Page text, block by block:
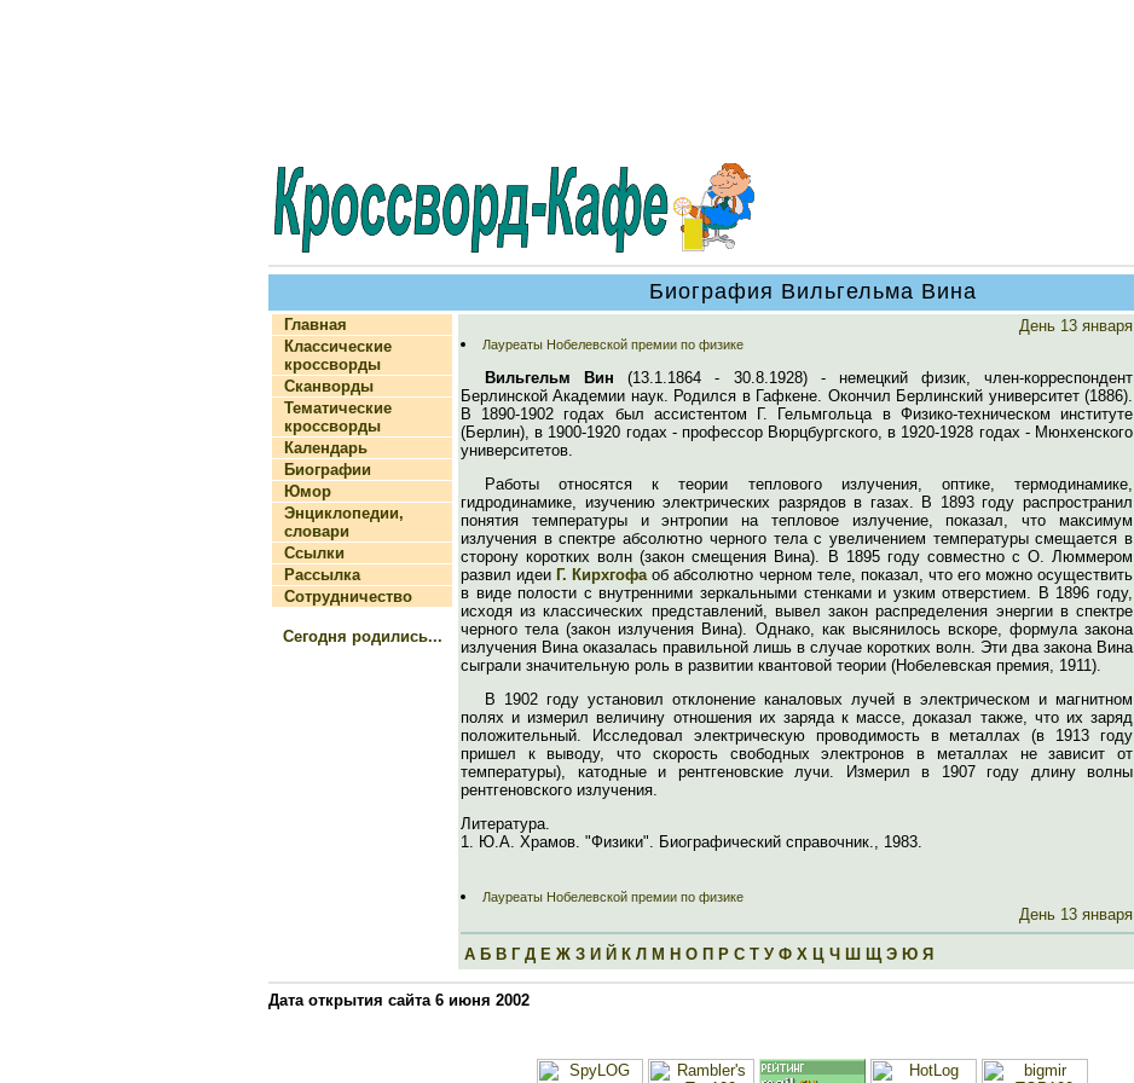
Биография Вильгельма Вина
Главная
Классические
кроссворды
Сканворды
Тематические
кроссворды
Календарь
Биографии
Юмор
Энциклопедии,
словари
Ссылки
Рассылка
Сотрудничество
Сегодня родились...
День 13 января
Лауреаты Нобелевской премии по физике
Вильгельм Вин (13.1.1864 - 30.8.1928) - немецкий физик, член-корреспондент
Берлинской Академии наук. Родился в Гафкене. Окончил Берлинский университет (1886).
В 1890-1902 годах был ассистентом Г. Гельмгольца в Физико-техническом институте
(Берлин), в 1900-1920 годах - профессор Вюрцбургского, в 1920-1928 годах - Мюнхенского
университетов.
Работы относятся к теории теплового излучения, оптике, термодинамике,
гидродинамике, изучению электрических разрядов в газах. В 1893 году распространил
понятия температуры и энтропии на тепловое излучение, показал, что максимум
излучения в спектре абсолютно черного тела с увеличением температуры смещается в
сторону коротких волн (закон смещения Вина). В 1895 году совместно с О. Люммером
развил идеи Г. Кирхгофаоб абсолютно черном теле, показал, что его можно осуществить
в виде полости с внутренними зеркальными стенками и узким отверстием. В 1896 году,
исходя из классических представлений, вывел закон распределения энергии в спектре
черного тела (закон излучения Вина). Однако, как высянилось вскоре, формула закона
излучения Вина оказалась правильной лишь в случае коротких волн. Эти два закона Вина
сыграли значительную роль в развитии квантовой теории (Нобелевская премия, 1911).
В 1902 году установил отклонение каналовых лучей в электрическом и магнитном
полях и измерил величину отношения их заряда к массе, доказал также, что их заряд
положительный. Исследовал электрическую проводимость в металлах (в 1913 году
пришел к выводу, что скорость свободных электронов в металлах не зависит от
температуры), катодные и рентгеновские лучи. Измерил в 1907 году длину волны
рентгеновского излучения.
Литература.
1. Ю.А. Храмов. "Физики". Биографический справочник., 1983.
Лауреаты Нобелевской премии по физике
День 13 января
А Б В Г Д Е Ж З И Й К Л М Н О П Р С Т У Ф Х Ц Ч Ш Щ Э Ю Я
Дата открытия сайта 6 июня 2002